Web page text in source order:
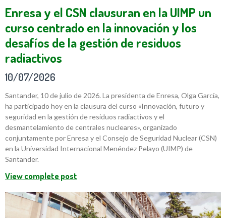
Enresa y el CSN clausuran en la UIMP un
curso centrado en la innovación y los
desafíos de la gestión de residuos
radiactivos
10/07/2026
Santander, 10 de julio de 2026. La presidenta de Enresa, Olga García,
ha participado hoy en la clausura del curso «Innovación, futuro y
seguridad en la gestión de residuos radiactivos y el
desmantelamiento de centrales nucleares», organizado
conjuntamente por Enresa y el Consejo de Seguridad Nuclear (CSN)
en la Universidad Internacional Menéndez Pelayo (UIMP) de
Santander.
View complete post